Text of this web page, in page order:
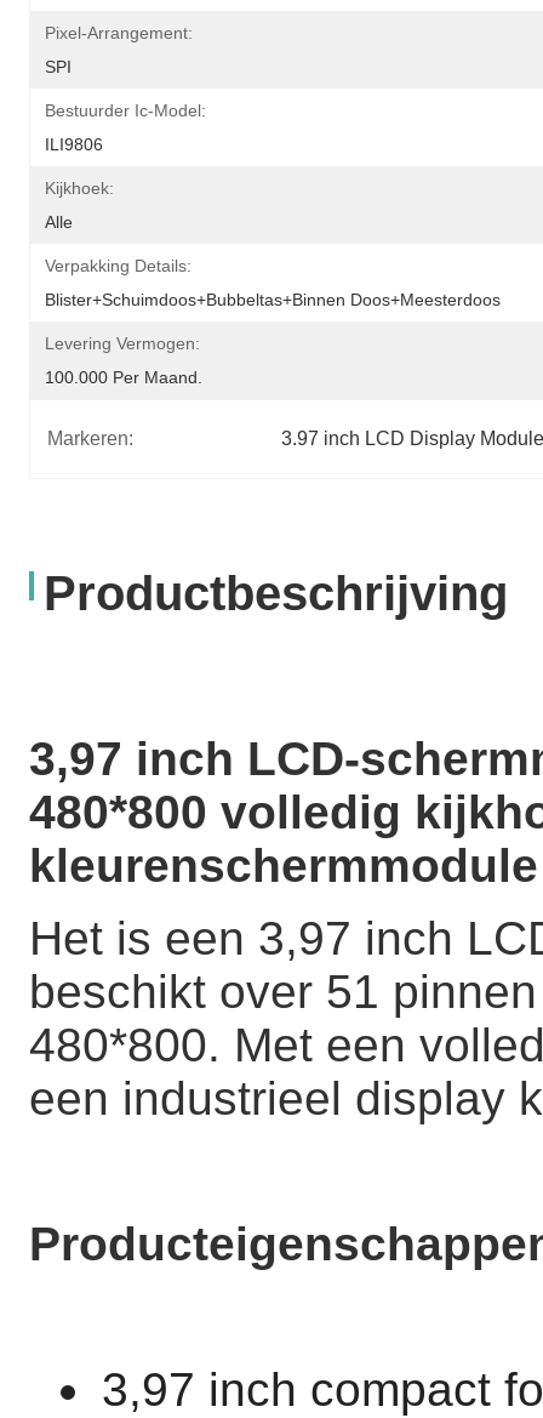
Pixel-Arrangement:
SPI
Bestuurder Ic-Model:
ILI9806
Kijkhoek:
Alle
Verpakking Details:
Blister+schuimdoos+bubbeltas+binnen Doos+meesterdoos
Levering Vermogen:
100.000 Per Maand.
Markeren: 3.97 inch LCD Display
Productbeschrijving
3,97 inch LCD-
480*800 volledig
kleurenschermmodule
Het is een 3,97 inch
beschikt over 51
480*800. Met een
een industrieel display
3,97 inch compact